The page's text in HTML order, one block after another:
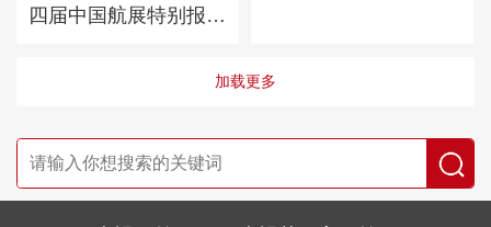
四届中国航展特别报道
“清华班”飞行学员：励
加载更多